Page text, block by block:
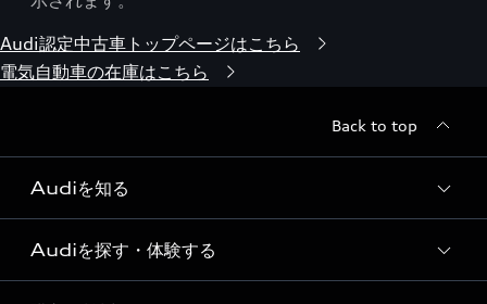
Audi認定中古車トップページはこちら
電気自動車の在庫はこちら
Back to top
Audiを知る
Audi ブランド
Audiを探す・体験する